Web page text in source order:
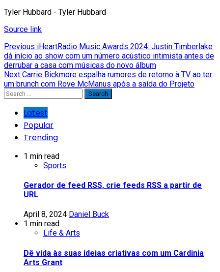
Tyler Hubbard - Tyler Hubbard
Source link
Continue
Reading
Previous iHeartRadio Music Awards 2024: Justin Timberlake
dá início ao show com um número acústico intimista antes de
derrubar a casa com músicas do novo álbum
Next Carrie Bickmore espalha rumores de retorno à TV ao ter
um brunch com Rove McManus após a saída do Projeto
Search
for:
Latest
Popular
Trending
1 min read
Sports
Gerador de feed RSS, crie feeds RSS a partir de
URL
April 8, 2024 Daniel Buck
1 min read
Life & Arts
Dê vida às suas ideias criativas com um Cardinia
Arts Grant